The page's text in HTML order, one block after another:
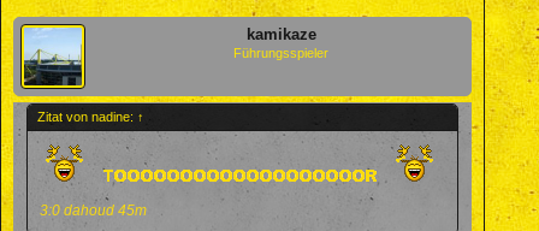
kamikaze
Führungsspieler
Zitat von nadine: ↑
3:0 dahoud 45m